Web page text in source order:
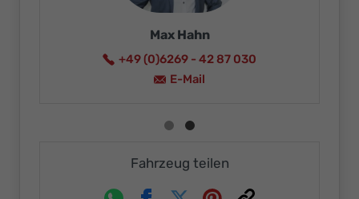
Max Hahn
+49 (0)6269 - 42 87 030
E-Mail
Fahrzeug teilen